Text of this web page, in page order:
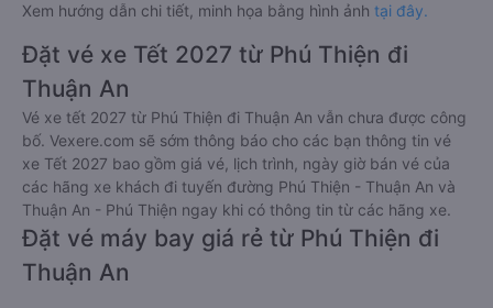
Xem hướng dẫn chi tiết, minh họa bằng hình ảnh tại đây.
Đặt vé xe Tết 2027 từ Phú Thiện đi
Thuận An
Vé xe tết 2027 từ Phú Thiện đi Thuận An vẫn chưa được công
bố. Vexere.com sẽ sớm thông báo cho các bạn thông tin vé
xe Tết 2027 bao gồm giá vé, lịch trình, ngày giờ bán vé của
các hãng xe khách đi tuyến đường Phú Thiện - Thuận An và
Thuận An - Phú Thiện ngay khi có thông tin từ các hãng xe.
Đặt vé máy bay giá rẻ từ Phú Thiện đi
Thuận An